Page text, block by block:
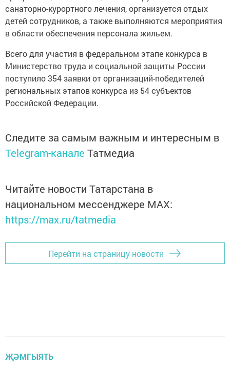
санаторно-курортного лечения, организуется отдых
детей сотрудников, а также выполняются мероприятия
в области обеспечения персонала жильем.
Всего для участия в федеральном этапе конкурса в
Министерство труда и социальной защиты России
поступило 354 заявки от организаций-победителей
региональных этапов конкурса из 54 субъектов
Российской Федерации.
Следите за самым важным и интересным в
Telegram-канале Татмедиа
Читайте новости Татарстана в
национальном мессенджере MАХ:
https://max.ru/tatmedia
Перейти на страницу новости
ҖӘМГЫЯТЬ